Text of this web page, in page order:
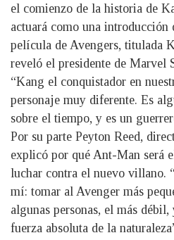
el comienzo de la historia de
actuará como una introducción
película de Avengers, titulada
reveló el presidente de Marvel
“Kang el conquistador en
personaje muy diferente. Es
sobre el tiempo, y es un
Por su parte Peyton Reed,
explicó por qué Ant-Man será
luchar contra el nuevo villano.
mí: tomar al Avenger más
algunas personas, el más
fuerza absoluta de la